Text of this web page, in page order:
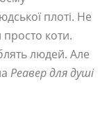
плоті. Не
коти.
людей. Але
Реавер для душі